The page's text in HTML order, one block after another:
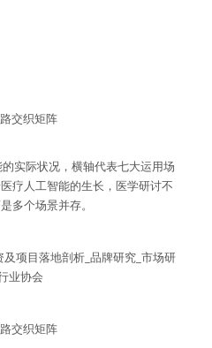
交织矩阵
实际状况，横轴代表七大运用场
疗人工智能的生长，医学研讨不
多个场景并存。
交织矩阵